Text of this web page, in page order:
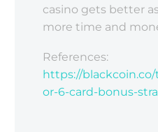
casino gets better
more time and
References:
https://
or-6-card-bonus-